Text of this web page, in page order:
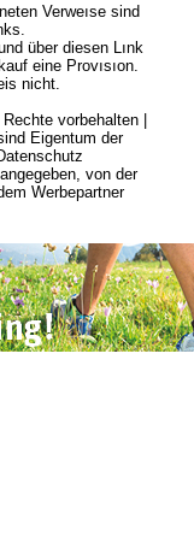
Verweıse sind
über diesen Lınk
eine Provısıon.
nicht.
vorbehalten |
Eigentum der
von der
Werbepartner